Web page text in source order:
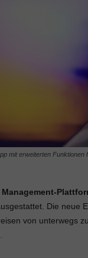
mit erweiterten Funktionen
Management-
Die neue
von unterwegs